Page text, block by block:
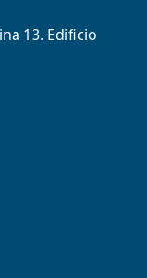
13. Edificio